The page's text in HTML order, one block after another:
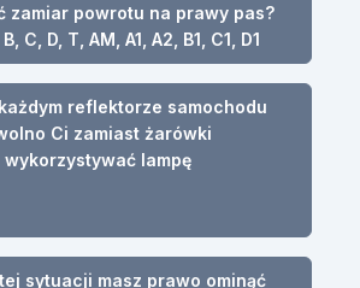
zamiar powrotu na prawy pas?
C, D, T, AM, A1, A2, B1, C1, D1
reflektorze samochodu
Ci zamiast żarówki
lampę
sytuacji masz prawo ominąć